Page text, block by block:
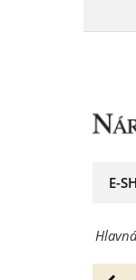
edícia,
sa
očariť!
E-
-